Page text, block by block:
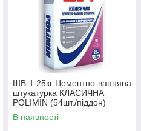
ШВ-1 25кг Цементно-вапняна
штукатурка КЛАСИЧНА
POLIMIN (54шт./піддон)
В наявності